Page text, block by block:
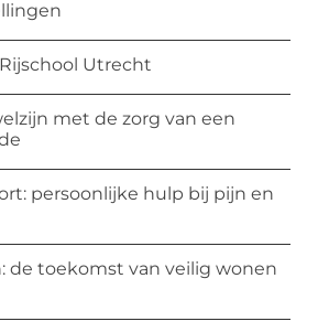
Utrecht
met de zorg van een
persoonlijke hulp bij pijn en
de toekomst van veilig wonen